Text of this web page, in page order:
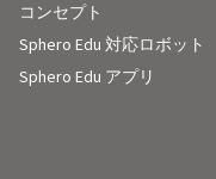
コンセプト
Sphero Edu 対応ロボット
Sphero Edu アプリ